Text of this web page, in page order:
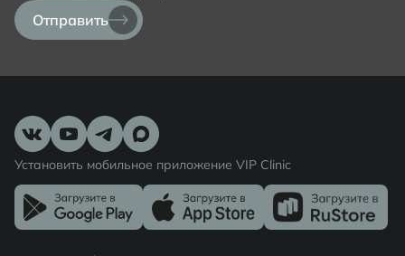
Отправить
Установить мобильное приложение VIP Clinic